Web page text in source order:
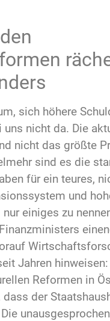
sich höhere
uns nicht da. Die
nicht das größte
sind es die
für ein teures,
und
einiges zu
Jahren
Reformen in
der